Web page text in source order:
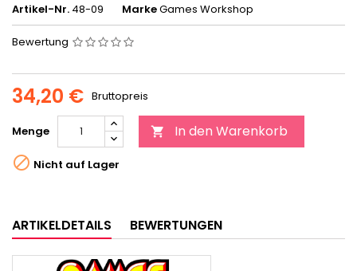
Artikel-Nr. 48-09 MarkeGames Workshop
Bewertung
34,20 € Bruttopreis
Menge  In den Warenkorb
 Nicht auf Lager
ARTIKELDETAILS BEWERTUNGEN